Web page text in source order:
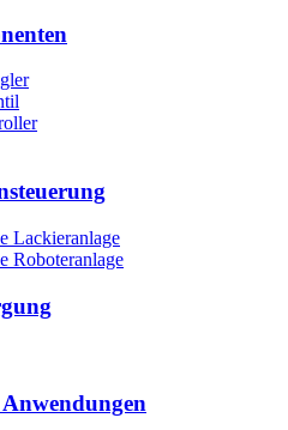
Lackieranlage
Roboteranlage